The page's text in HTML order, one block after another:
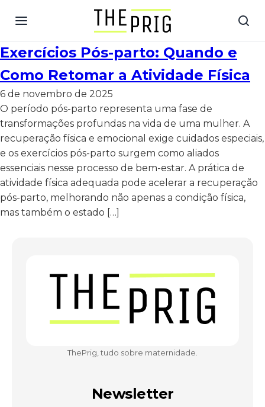
Exercícios Pós-parto: Quando e
Como Retomar a Atividade Física
6 de novembro de 2025
O período pós-parto representa uma fase de
transformações profundas na vida de uma mulher. A
recuperação física e emocional exige cuidados especiais,
e os exercícios pós-parto surgem como aliados
essenciais nesse processo de bem-estar. A prática de
atividade física adequada pode acelerar a recuperação
pós-parto, melhorando não apenas a condição física,
mas também o estado […]
ThePrig, tudo sobre maternidade.
Newsletter